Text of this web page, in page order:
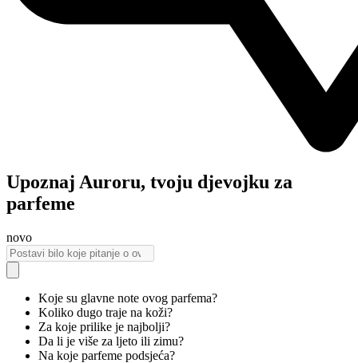
Upoznaj Auroru, tvoju djevojku za
parfeme
novo
Koje su glavne note ovog parfema?
Koliko dugo traje na koži?
Za koje prilike je najbolji?
Da li je više za ljeto ili zimu?
Na koje parfeme podsjeća?